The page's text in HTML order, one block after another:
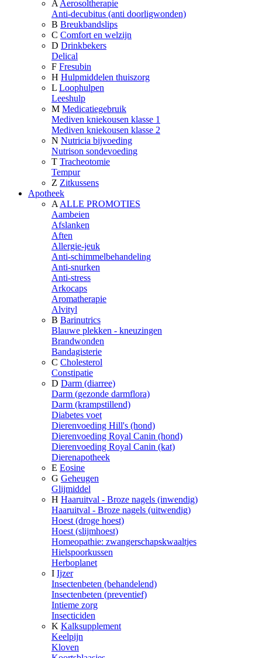
A Aerosoltherapie
Anti-decubitus (anti doorligwonden)
B Breukbandslips
C Comfort en welzijn
D Drinkbekers
Delical
F Fresubin
H Hulpmiddelen thuiszorg
L Loophulpen
Leeshulp
M Medicatiegebruik
Mediven kniekousen klasse 1
Mediven kniekousen klasse 2
N Nutricia bijvoeding
Nutrison sondevoeding
T Tracheotomie
Tempur
Z Zitkussens
Apotheek
A ALLE PROMOTIES
Aambeien
Afslanken
Aften
Allergie-jeuk
Anti-schimmelbehandeling
Anti-snurken
Anti-stress
Arkocaps
Aromatherapie
Alvityl
B Barinutrics
Blauwe plekken - kneuzingen
Brandwonden
Bandagisterie
C Cholesterol
Constipatie
D Darm (diarree)
Darm (gezonde darmflora)
Darm (krampstillend)
Diabetes voet
Dierenvoeding Hill's (hond)
Dierenvoeding Royal Canin (hond)
Dierenvoeding Royal Canin (kat)
Dierenapotheek
E Eosine
G Geheugen
Glijmiddel
H Haaruitval - Broze nagels (inwendig)
Haaruitval - Broze nagels (uitwendig)
Hoest (droge hoest)
Hoest (slijmhoest)
Homeopathie: zwangerschapskwaaltjes
Hielspoorkussen
Herboplanet
I Ijzer
Insectenbeten (behandelend)
Insectenbeten (preventief)
Intieme zorg
Insecticiden
K Kalksupplement
Keelpijn
Kloven